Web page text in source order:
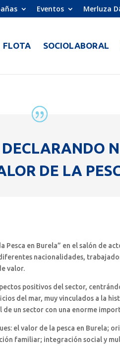
Eventos Merluza
FLOTA SOCIOLABORAL
DE LA
en Burela” en el salón de
nacionalidades,
valor.
positivos del sector,
del mar, muy vinculados a la
un sector con una enorme
el valor de la pesca en
familiar; integración social y